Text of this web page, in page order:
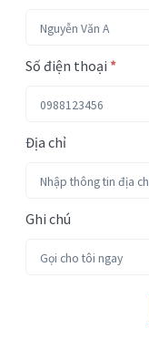
Số điện thoại *
Địa chỉ
Ghi chú